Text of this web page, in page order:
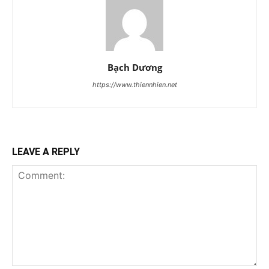
Bạch Dương
https://www.thiennhien.net
LEAVE A REPLY